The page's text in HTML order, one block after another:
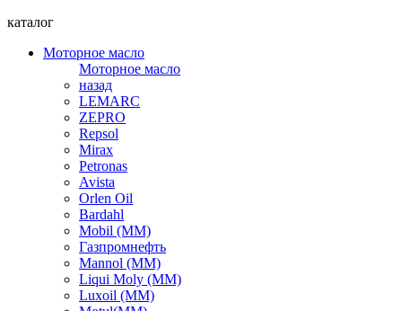
каталог
Моторное масло
Моторное масло
назад
LEMARC
ZEPRO
Repsol
Mirax
Petronas
Avista
Orlen Oil
Bardahl
Mobil (ММ)
Газпромнефть
Mannol (ММ)
Liqui Moly (ММ)
Luxoil (ММ)